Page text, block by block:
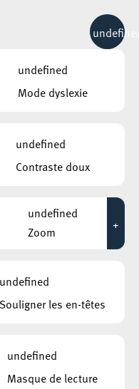
20°C
undefined
Mode dyslexie
undefined
Contraste doux
undefined
Zoom
+
undefined
Souligner les en-têtes
undefined
Masque de lecture